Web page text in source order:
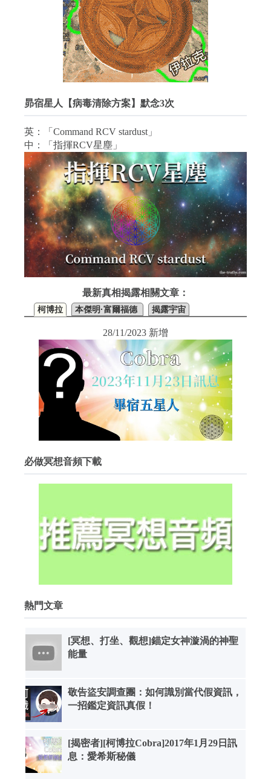
昴宿星人【病毒清除方案】默念3次
英：「Command RCV stardust」
中：「指揮RCV星塵」
最新真相揭露相關文章：
柯博拉 本傑明·富爾福德 揭露宇宙
28/11/2023 新增
必做冥想音頻下載
熱門文章
[冥想、打坐、觀想]錨定女神漩渦的神聖
能量
敬告盜安調查團：如何識別當代假資訊，
一招鑑定資訊真假！
[揭密者][柯博拉Cobra]2017年1月29日訊
息：愛希斯秘儀